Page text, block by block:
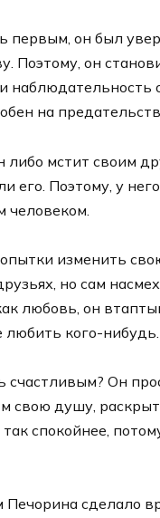
первым, он был
Поэтому, он
наблюдательность
на
либо мстит своим
его. Поэтому, у
изменить
но сам
любовь, он
любить кого-нибудь.
Он
свою душу,
спокойнее,
сделало